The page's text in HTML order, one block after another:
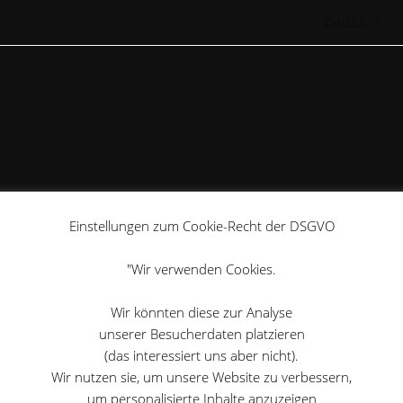
Route Plauen
Einstellungen zum Cookie-Recht der DSGVO
"Wir verwenden Cookies.
Wir könnten diese zur Analyse
unserer Besucherdaten platzieren
(das interessiert uns aber nicht).
Wir nutzen sie, um unsere Website zu verbessern,
um personalisierte Inhalte anzuzeigen